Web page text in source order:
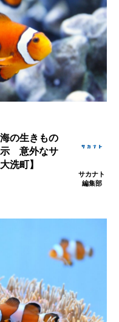
ヒキアジ
イラスト
インドネシア
メ
オワンクラゲ
カイギュウ
の生きもの
示 意外なサ
洗町】
サカナト
編集部